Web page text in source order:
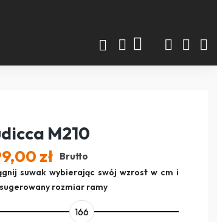
M210
zł Brutto
suwak wybierając swój wzrost w cm i
rozmiar ramy
166